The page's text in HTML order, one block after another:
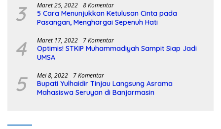
3 Maret 25, 2022 8 Komentar
5 Cara Menunjukkan Ketulusan Cinta pada
Pasangan, Menghargai Sepenuh Hati
4 Maret 17, 2022 7 Komentar
Optimis! STKIP Muhammadiyah Sampit Siap Jadi
UMSA
5 Mei 8, 2022 7 Komentar
Bupati Yulhaidir Tinjau Langsung Asrama
Mahasiswa Seruyan di Banjarmasin